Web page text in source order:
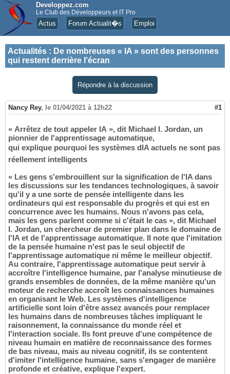
Developpez.com
Le Club des Développeurs et IT Pro
Actus Forum Actualit�s Emploi
Actualités : De nombreuses « IA » sont des personnes
qui restent derrière l'écran
Répondre à la discussion
Nancy Rey, le 01/04/2021 à 12h22 #1
« Arrêtez de tout appeler IA », dit Michael I. Jordan, un
pionnier de l'apprentissage automatique,
qui explique pourquoi les systèmes dIA actuels ne sont pas
réellement intelligents
« Les gens s'embrouillent sur la signification de l'IA dans
les discussions sur les tendances technologiques, à savoir
qu'il y a une sorte de pensée intelligente dans les
ordinateurs qui est responsable du progrès et qui est en
concurrence avec les humains. Nous n'avons pas cela,
mais les gens parlent comme si c'était le cas », dit Michael
I. Jordan, un chercheur de premier plan dans le domaine de
l'IA et de l'apprentissage automatique. Il note que l'imitation
de la pensée humaine n'est pas le seul objectif de
l'apprentissage automatique ni même le meilleur objectif.
Au contraire, l'apprentissage automatique peut servir à
accroître l'intelligence humaine, par l'analyse minutieuse de
grands ensembles de données, de la même manière qu'un
moteur de recherche accroît les connaissances humaines
en organisant le Web. Les systèmes d'intelligence
artificielle sont loin d'être assez avancés pour remplacer
les humains dans de nombreuses tâches impliquant le
raisonnement, la connaissance du monde réel et
l'interaction sociale. Ils font preuve d'une compétence de
niveau humain en matière de reconnaissance des formes
de bas niveau, mais au niveau cognitif, ils se contentent
d'imiter l'intelligence humaine, sans s'engager de manière
profonde et créative, explique l'expert.